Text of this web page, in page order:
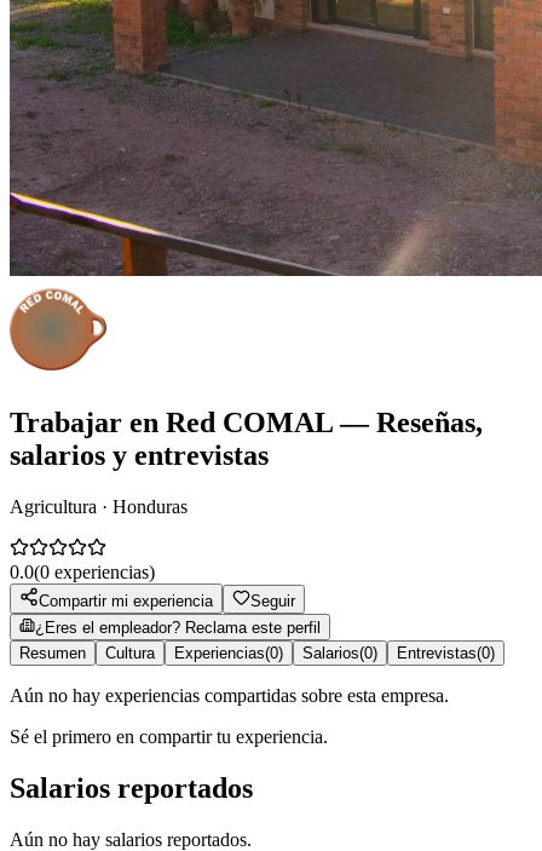
Trabajar en Red COMAL— Reseñas,
salarios y entrevistas
Agricultura · Honduras
0.0(0 experiencias)
Compartir mi experiencia
Seguir
¿Eres el empleador? Reclama este perfil
Resumen
Cultura Experiencias(0) Salarios(0) Entrevistas(0)
Aún no hay experiencias compartidas sobre esta empresa.
Sé el primero en compartir tu experiencia.
Salarios reportados
Aún no hay salarios reportados.